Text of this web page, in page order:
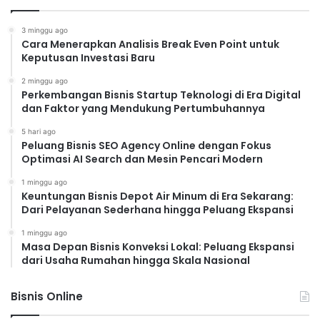
3 minggu ago
Cara Menerapkan Analisis Break Even Point untuk
Keputusan Investasi Baru
2 minggu ago
Perkembangan Bisnis Startup Teknologi di Era Digital
dan Faktor yang Mendukung Pertumbuhannya
5 hari ago
Peluang Bisnis SEO Agency Online dengan Fokus
Optimasi AI Search dan Mesin Pencari Modern
1 minggu ago
Keuntungan Bisnis Depot Air Minum di Era Sekarang:
Dari Pelayanan Sederhana hingga Peluang Ekspansi
1 minggu ago
Masa Depan Bisnis Konveksi Lokal: Peluang Ekspansi
dari Usaha Rumahan hingga Skala Nasional
Bisnis Online